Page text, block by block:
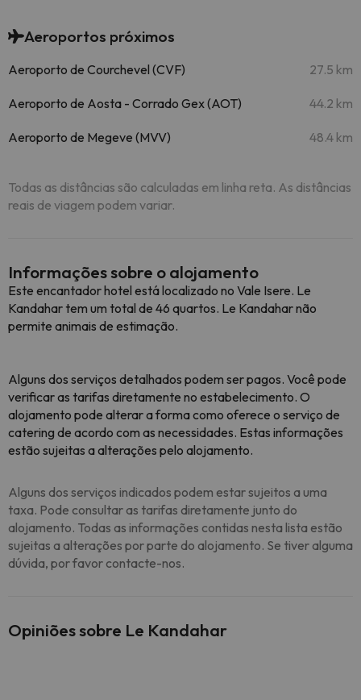
Aeroportos próximos
Aeroporto de Courchevel (CVF) 27.5 km
Aeroporto de Aosta - Corrado Gex (AOT) 44.2 km
Aeroporto de Megeve (MVV) 48.4 km
Todas as distâncias são calculadas em linha reta. As distâncias
reais de viagem podem variar.
Informações sobre o alojamento
Este encantador hotel está localizado no Vale Isere. Le
Kandahar tem um total de 46 quartos. Le Kandahar não
permite animais de estimação.
Alguns dos serviços detalhados podem ser pagos. Você pode
verificar as tarifas diretamente no estabelecimento. O
alojamento pode alterar a forma como oferece o serviço de
catering de acordo com as necessidades. Estas informações
estão sujeitas a alterações pelo alojamento.
Alguns dos serviços indicados podem estar sujeitos a uma
taxa. Pode consultar as tarifas diretamente junto do
alojamento. Todas as informações contidas nesta lista estão
sujeitas a alterações por parte do alojamento. Se tiver alguma
dúvida, por favor contacte-nos.
Opiniões sobre Le Kandahar